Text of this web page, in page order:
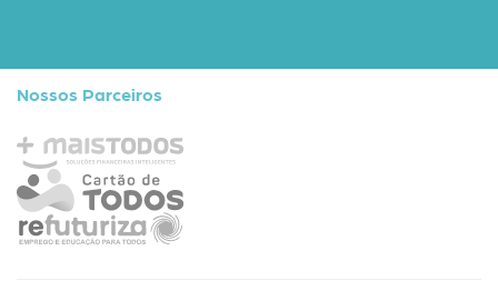
Nossos Parceiros